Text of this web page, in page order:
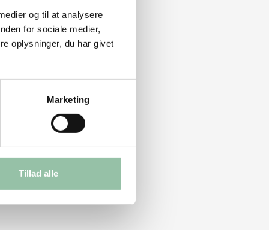
og til at analysere
for sociale medier,
oplysninger, du har givet
Marketing
Tillad alle